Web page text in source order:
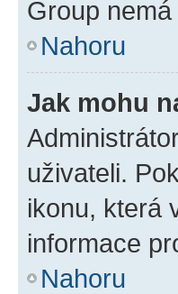
Group
Nahoru
Jak mohu
uživateli.
ikonu, která
informace
Nahoru